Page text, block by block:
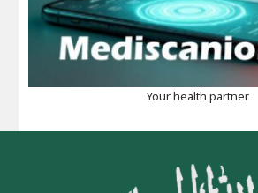
Your health partner